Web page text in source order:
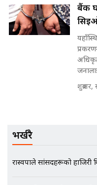
||
बैंक
भर्खरै
रास्वपाले सांसदहरूको हाजिरी